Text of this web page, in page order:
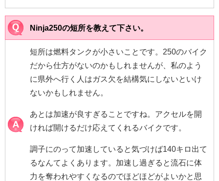
Ninja250の短所を教えて下さい。
短所は燃料タンクが小さいことです。250のバイク
だから仕方がないのかもしれませんが、私のよう
に県外へ行く人はガス欠を結構気にしないといけ
ないかもしれません。
あとは加速が良すぎることですね。アクセルを開
ければ開けるだけ応えてくれるバイクです。
調子にのって加速していると気づけば140キロ出て
るなんてよくあります。加速し過ぎると流石に体
力を奪われやすくなるのでほどほどがよいかと思